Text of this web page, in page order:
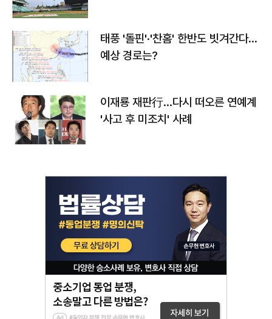
태풍 '돌핀'·'찬홈' 한반도 빗겨간다…
예상 경로는?
이재룡 재판行…다시 떠오른 연예계
'사고 후 미조치' 사례